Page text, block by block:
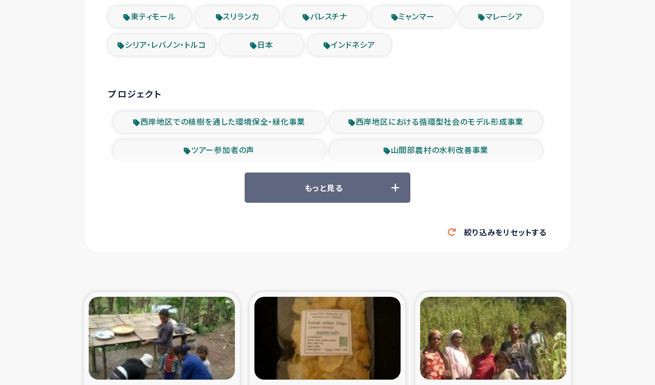
東ティモール スリランカ パレスチナ ミャンマー マレーシア
シリア・レバノン・トルコ 日本 インドネシア
プロジェクト
西岸地区での植樹を通した環境保全・緑化事業 西岸地区における循環型社会のモデル形成事業
ツアー参加者の声 山間部農村の水利改善事業
緊急救援の時代 森林保全型農業の支援事業
東ティモール豪雨緊急支援 大雨による洪水被災者支援
シリア国内避難民・帰還民の生活再建支援
スリランカ 緊急人道支援 スリランカ南部洪水被災者支援
スリランカの南北女性をつなぐサリー・リサイクル・プロジ
ェクト
復興支援事業
もっと見る
絞り込みをリセットする